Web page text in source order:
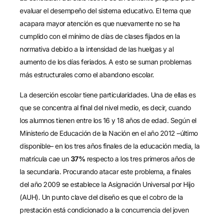
evaluar el desempeño del sistema educativo. El tema que
acapara mayor atención es que nuevamente no se ha
cumplido con el mínimo de días de clases fijados en la
normativa debido a la intensidad de las huelgas y al
aumento de los días feriados. A esto se suman problemas
más estructurales como el abandono escolar.
La deserción escolar tiene particularidades. Una de ellas es
que se concentra al final del nivel medio, es decir, cuando
los alumnos tienen entre los 16 y 18 años de edad. Según el
Ministerio de Educación de la Nación en el año 2012 –último
disponible– en los tres años finales de la educación media, la
matrícula cae un37% respecto a los tres primeros años de
la secundaria. Procurando atacar este problema, a finales
del año 2009 se establece la Asignación Universal por Hijo
(AUH). Un punto clave del diseño es que el cobro de la
prestación está condicionado a la concurrencia del joven